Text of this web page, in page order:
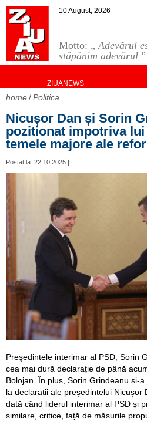
Motto: „Adevărul
stăpânim adevărul ”
10 August, 2026
ZIUANEWS
home Politica
Nicușor Dan și Sorin
pozitionat impotriva
temele majore ale
Postat la: 22.10.2025 |
Preşedintele interimar al PSD, Sorin
cea mai dură declarație de până
Bolojan. În plus, Sorin Grindeanu și-
la declarații ale președintelui Nicușor
dată când liderul interimar al PSD și
similare, critice, față de măsurile